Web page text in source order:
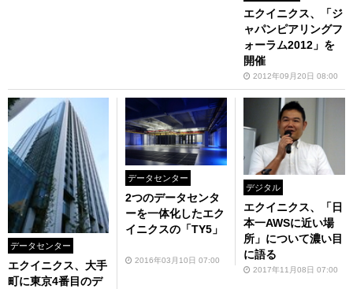
エクイニクス、「ジ
ャパンピアリングフ
ォーラム2012」を
開催
2012年09月20日 08:00
データセンター
エクイニクス、大手
町に東京4番目のデ
データセンター
2つのデータセンタ
ーを一体化したエク
イニクスの「TY5」
2016年03月10日 07:00
デジタル
エクイニクス、「日
本一AWSに近い場
所」について濃い目
に語る
2017年11月08日 07:00